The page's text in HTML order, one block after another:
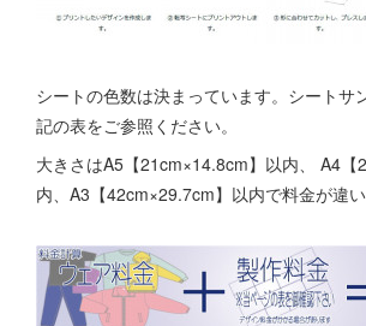
シートの色数は決まっています。シートサ
記の表をご参照ください。
大きさはA5【21cm×14.8cm】以内、 A4【
内、A3【42cm×29.7cm】以内で料金が違い